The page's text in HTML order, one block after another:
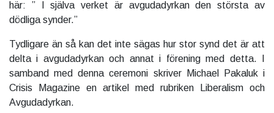
här: ” I själva verket är avgudadyrkan den största av
dödliga synder.”
Tydligare än så kan det inte sägas hur stor synd det är att
delta i avgudadyrkan och annat i förening med detta. I
samband med denna ceremoni skriver Michael Pakaluk i
Crisis Magazine en artikel med rubriken Liberalism och
Avgudadyrkan.